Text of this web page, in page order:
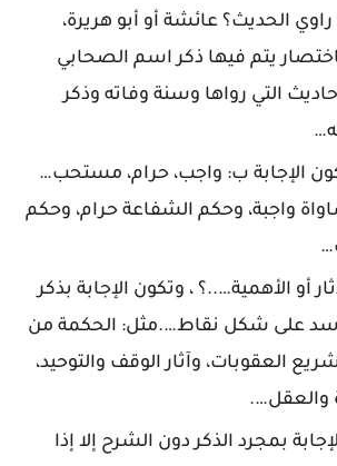
الحديث؟ عائشة أو أبو هريرة،
يتم فيها ذكر اسم الصحابي
التي رواها وسنة وفاته وذكر
الإجابة ب: واجب، حرام، مستحب…
واجبة، وحكم الشفاعة حرام، وحكم
أو الأهمية…..؟ ، وتكون الإجابة بذكر
على شكل نقاط….مثل: الحكمة من
العقوبات، وآثار الوقف والتوحيد،
والعقل….
بمجرد الذكر دون الشرح إلا إذا